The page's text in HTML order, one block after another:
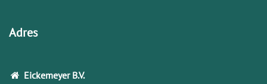
Adres
Eickemeyer B.V.